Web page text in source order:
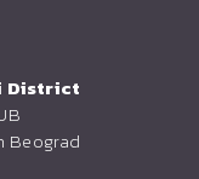
District
Beograd